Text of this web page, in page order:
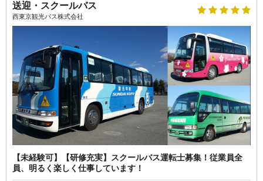
送迎・スクールバス
西東京観光バス株式会社
【未経験可】【研修充実】スクールバス運転士募集！従業員全
員、明るく楽しく仕事しています！